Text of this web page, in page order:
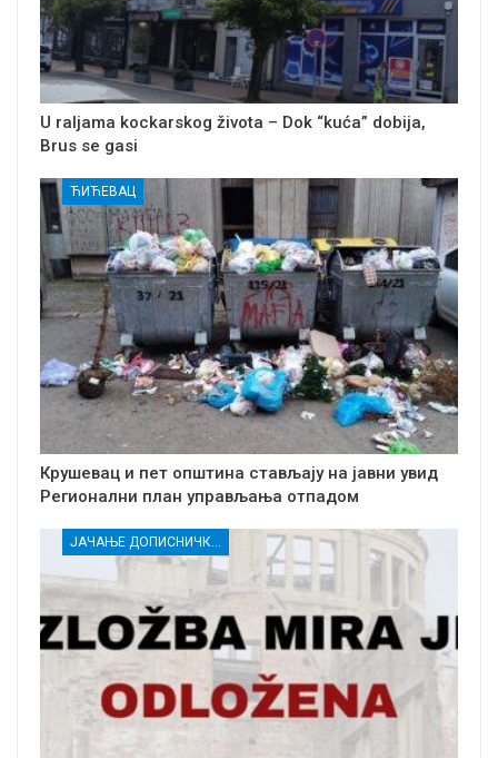
U raljama kockarskog života – Dok “kuća” dobija,
Brus se gasi
ЋИЋЕВАЦ
Крушевац и пет општина стављају на јавни увид
Регионални план управљања отпадом
ЈАЧАЊЕ ДОПИСНИЧКЕ МРЕЖЕ НЕЗАВИСНИХ МЕДИЈА У РАСИНСКОМ ОКРУГУ